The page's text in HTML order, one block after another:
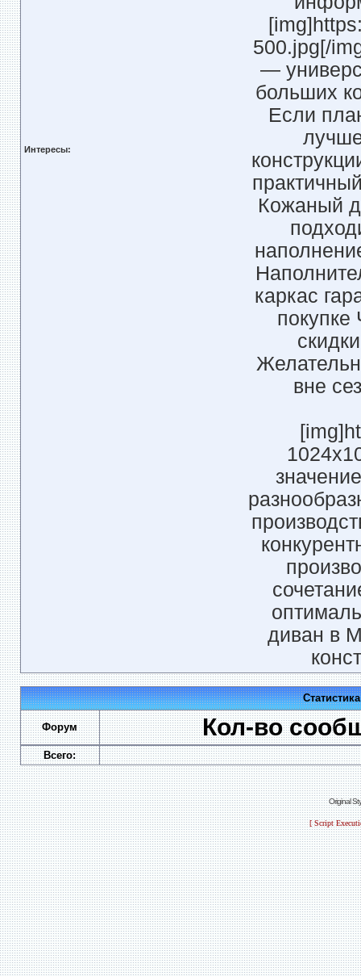
Интересы:
500.jpg[/
—
больших
Если
Кожаный
каркас
покупке
вне
диван в
Форум Кол-во
Всего:
Original
[ Script